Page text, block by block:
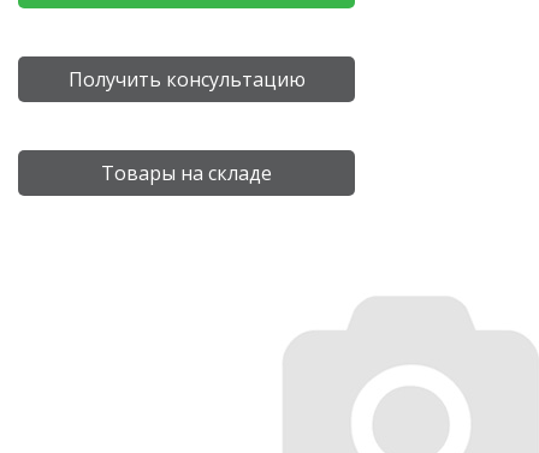
Получить консультацию
Товары на складе